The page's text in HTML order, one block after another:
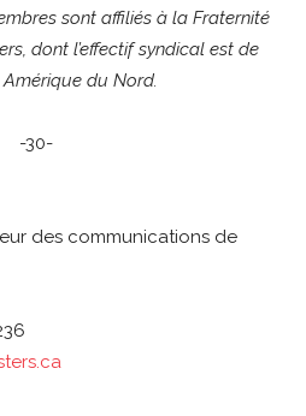
sont affiliés à la Fraternité
dont l’effectif syndical est de
du Nord.
-30-
des communications de